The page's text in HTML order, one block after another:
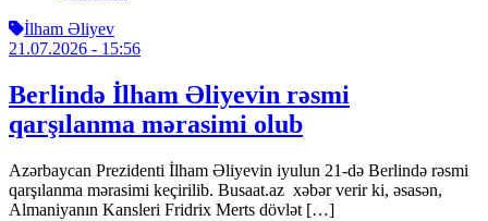
İlham Əliyev
21.07.2026 - 15:56
Berlində İlham Əliyevin rəsmi
qarşılanma mərasimi olub
Azərbaycan Prezidenti İlham Əliyevin iyulun 21-də Berlində rəsmi
qarşılanma mərasimi keçirilib. Busaat.az xəbər verir ki, əsasən,
Almaniyanın Kansleri Fridrix Merts dövlət […]